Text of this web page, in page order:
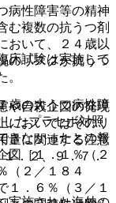
病性障害等の精神
む複数の抗うつ剤
おいて、２４歳以
のリスクが抗うつ
。
や自殺企図の発現
においてはそのリ
量に関連する注意
．２、９．７．
床試験は実施して
歳の大うつ病性障
たプラセボ対照
きなかったとの報
図［１．１％（２
（２／１８４
１．６％（３／１